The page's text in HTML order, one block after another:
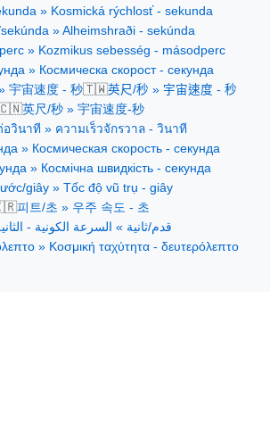
» Kosmická rýchlosť - sekunda
» Alheimshraði - sekúnda
» Kozmikus sebesség - másodperc
» Космическа скорост - секунда
宇宙速度 - 秒🇹🇼英尺/秒 » 宇宙速度 - 秒
英尺/秒 » 宇宙速度-秒
วินาที » ความเร็วจักรวาล - วินาที
» Космическая скорость - секунда
» Космічна швидкість - секунда
giây » Tốc độ vũ trụ - giây
피트/초 » 우주 속도 - 초
قدم/ثانية » السرعة الكونية -
» Κοσμική ταχύτητα - δευτερόλεπτο